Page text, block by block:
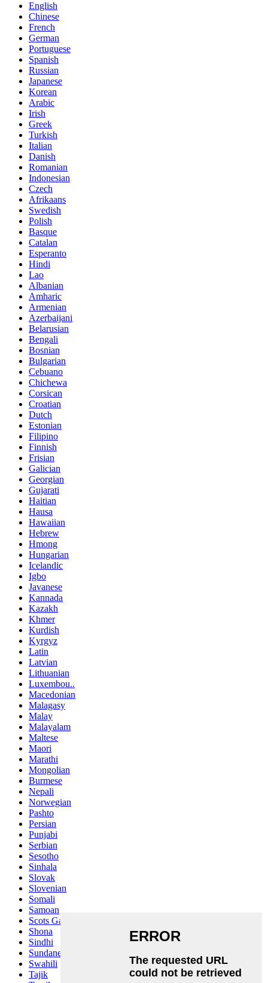
English
Chinese
French
German
Portuguese
Spanish
Russian
Japanese
Korean
Arabic
Irish
Greek
Turkish
Italian
Danish
Romanian
Indonesian
Czech
Afrikaans
Swedish
Polish
Basque
Catalan
Esperanto
Hindi
Lao
Albanian
Amharic
Armenian
Azerbaijani
Belarusian
Bengali
Bosnian
Bulgarian
Cebuano
Chichewa
Corsican
Croatian
Dutch
Estonian
Filipino
Finnish
Frisian
Galician
Georgian
Gujarati
Haitian
Hausa
Hawaiian
Hebrew
Hmong
Hungarian
Icelandic
Igbo
Javanese
Kannada
Kazakh
Khmer
Kurdish
Kyrgyz
Latin
Latvian
Lithuanian
Luxembou..
Macedonian
Malagasy
Malay
Malayalam
Maltese
Maori
Marathi
Mongolian
Burmese
Nepali
Norwegian
Pashto
Persian
Punjabi
Serbian
Sesotho
Sinhala
Slovak
Slovenian
Somali
Samoan
Scots Gaelic
Shona
Sindhi
Sundanese
Swahili
Tajik